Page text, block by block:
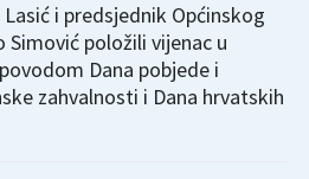
Lasić i predsjednik Općinskog
Simović položili vijenac u
Dana pobjede i
zahvalnosti i Dana hrvatskih